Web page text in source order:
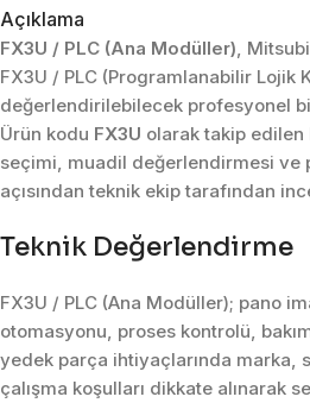
Açıklama
FX3U / PLC (Ana Modüller),
FX3U / PLC (Programlanabilir Lojik
değerlendirilebilecek profesyonel
Ürün kodu FX3U olarak takip
seçimi, muadil değerlendirmesi ve
açısından teknik ekip tarafından
Teknik Değerlendirme
FX3U / PLC (Ana Modüller); pano
otomasyonu, proses kontrolü,
yedek parça ihtiyaçlarında marka,
çalışma koşulları dikkate alınarak